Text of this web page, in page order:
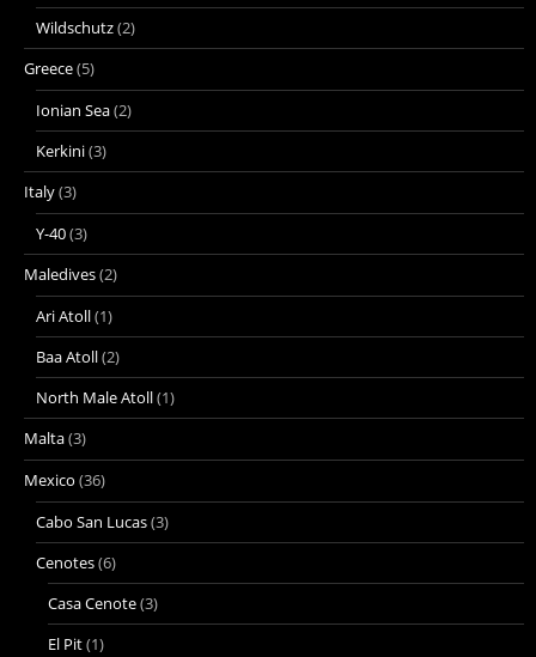
Wildschutz(2)
Greece(5)
Ionian Sea(2)
Kerkini(3)
Italy(3)
Y-40(3)
Maledives(2)
Ari Atoll(1)
Baa Atoll(2)
North Male Atoll(1)
Malta(3)
Mexico (36)
Cabo San Lucas(3)
Cenotes(6)
Casa Cenote(3)
El Pit(1)